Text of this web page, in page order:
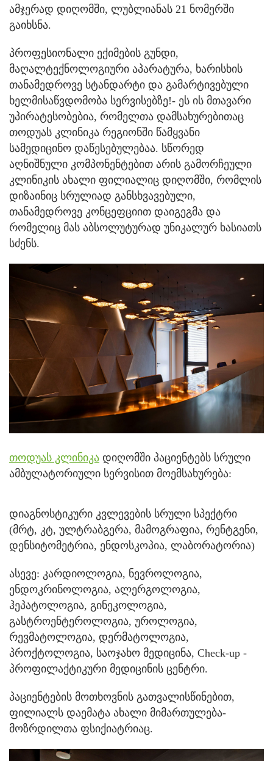
ამჯერად დიღომში, ლუბლიანას 21 ნომერში
გაიხსნა.
პროფესიონალი ექიმების გუნდი,
მაღალტექნოლოგიური აპარატურა, ხარისხის
თანამედროვე სტანდარტი და გამარტივებული
ხელმისაწვდომობა სერვისებზე!- ეს ის მთავარი
უპირატესობებია, რომელთა დამსახურებითაც
თოდუას კლინიკა რეგიონში წამყვანი
სამედიცინო დაწესებულებაა. სწორედ
აღნიშნული კომპონენტებით არის გამორჩეული
კლინიკის ახალი ფილიალიც დიღომში, რომლის
დიზაინიც სრულიად განსხვავებული,
თანამედროვე კონცეფციით დაიგეგმა და
რომელიც მას აბსოლუტურად უნიკალურ ხასიათს
სძენს.
თოდუას კლინიკა დიღომში პაციენტებს სრული
ამბულატორიული სერვისით მოემსახურება:
დიაგნოსტიკური კვლევების სრული სპექტრი
(მრტ, კტ, ულტრაბგერა, მამოგრაფია, რენტგენი,
დენსიტომეტრია, ენდოსკოპია, ლაბორატორია)
ასევე: კარდიოლოგია, ნევროლოგია,
ენდოკრინოლოგია, ალერგოლოგია,
ჰეპატოლოგია, გინეკოლოგია,
გასტროენტეროლოგია, უროლოგია,
რევმატოლოგია, დერმატოლოგია,
პროქტოლოგია, საოჯახო მედიცინა, Check-up -
პროფილაქტიკური მედიცინის ცენტრი.
პაციენტების მოთხოვნის გათვალისწინებით,
ფილიალს დაემატა ახალი მიმართულება-
მოზრდილთა ფსიქიატრიაც.